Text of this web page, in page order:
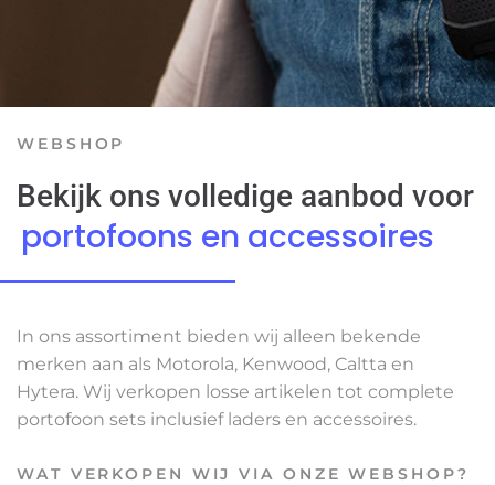
WEBSHOP
Bekijk ons volledige aanbod voor
portofoons en accessoires
In ons assortiment bieden wij alleen bekende
merken aan als Motorola, Kenwood, Caltta en
Hytera. Wij verkopen losse artikelen tot complete
portofoon sets inclusief laders en accessoires.
WAT VERKOPEN WIJ VIA ONZE WEBSHOP?